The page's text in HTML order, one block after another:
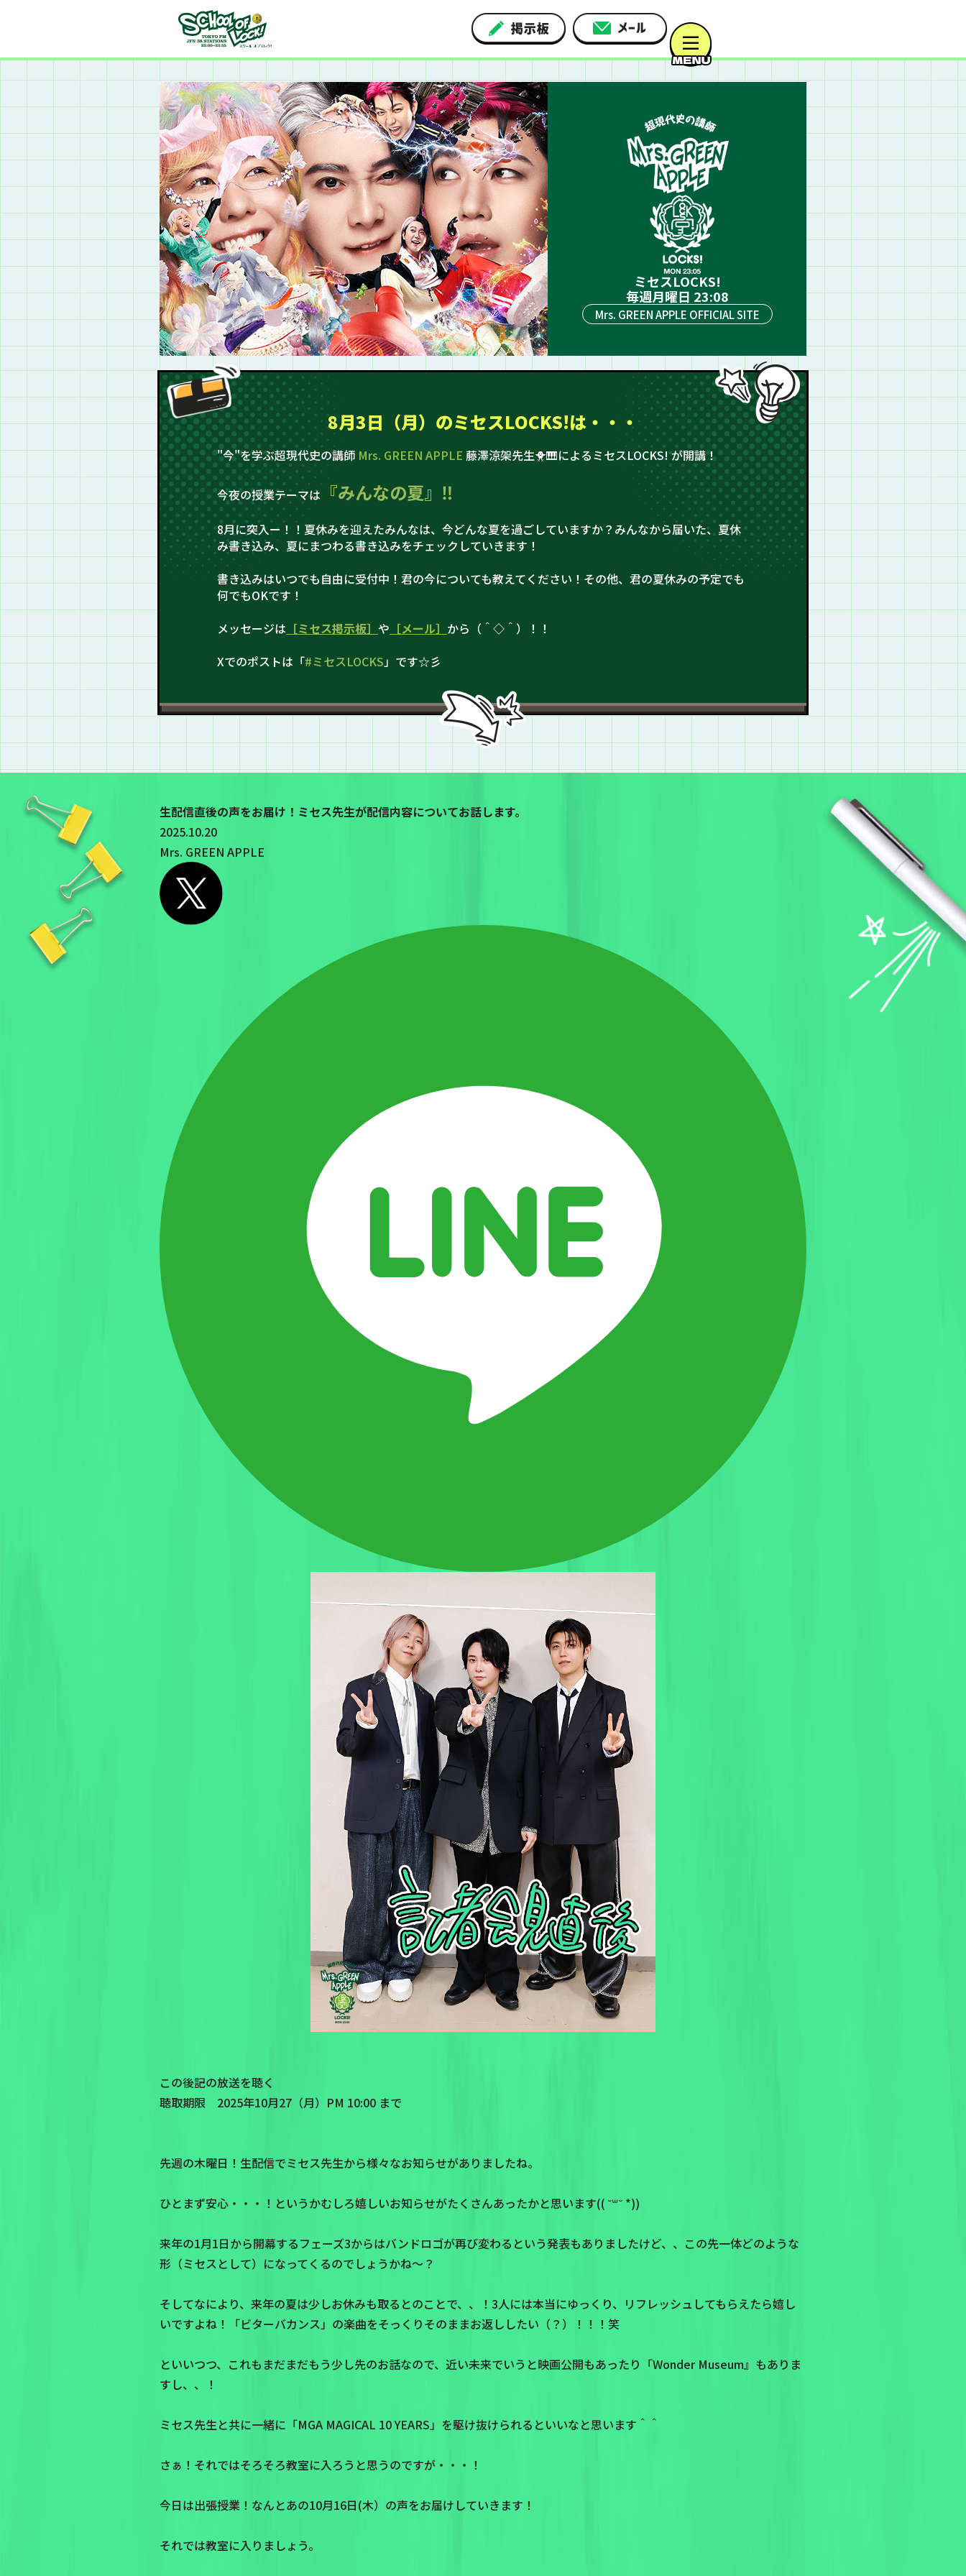
ミセスLOCKS!
毎週月曜日 23:08
Mrs. GREEN APPLE OFFICIAL SITE
8月3日（月）のミセスLOCKS!は・・・
"今"を学ぶ超現代史の講師 Mrs. GREEN APPLE 藤澤涼架先生🐥🎹によるミセスLOCKS! が開講！
今夜の授業テーマは『みんなの夏』‼
8月に突入ー！！夏休みを迎えたみんなは、今どんな夏を過ごしていますか？みんなから届いた、夏休
み書き込み、夏にまつわる書き込みをチェックしていきます！
書き込みはいつでも自由に受付中！君の今についても教えてください！その他、君の夏休みの予定でも
何でもOKです！
メッセージは ［ミセス掲示板］ や ［メール］ から（＾◇＾）！！
Xでのポストは「#ミセスLOCKS」です☆彡
生配信直後の声をお届け！ミセス先生が配信内容についてお話します。
2025.10.20
Mrs. GREEN APPLE
この後記の放送を聴く
聴取期限 2025年10月27（月）PM 10:00 まで
先週の木曜日！生配信でミセス先生から様々なお知らせがありましたね。
ひとまず安心・・・！というかむしろ嬉しいお知らせがたくさんあったかと思います(( ˘꒳˘ *))
来年の1月1日から開幕するフェーズ3からはバンドロゴが再び変わるという発表もありましたけど、、この先一体どのような
形（ミセスとして）になってくるのでしょうかね～？
そしてなにより、来年の夏は少しお休みも取るとのことで、、！3人には本当にゆっくり、リフレッシュしてもらえたら嬉し
いですよね！「ビターバカンス」の楽曲をそっくりそのままお返ししたい（？）！！！笑
といいつつ、これもまだまだもう少し先のお話なので、近い未来でいうと映画公開もあったり「Wonder Museum』もありま
すし、、！
ミセス先生と共に一緒に「MGA MAGICAL 10 YEARS」を駆け抜けられるといいなと思います＾＾
さぁ！それではそろそろ教室に入ろうと思うのですが・・・！
今日は出張授業！なんとあの10月16日(木）の声をお届けしていきます！
それでは教室に入りましょう。